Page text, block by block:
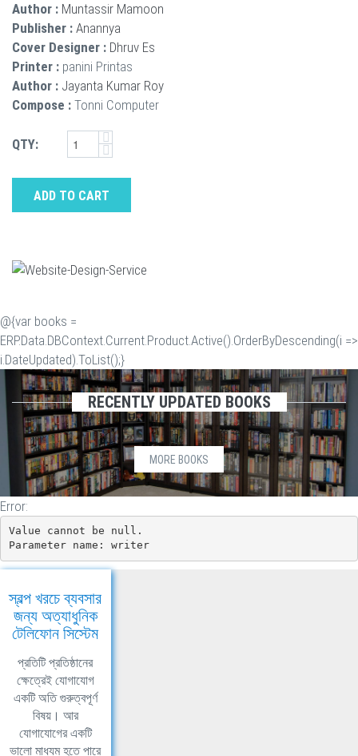
Author : Muntassir Mamoon
Publisher : Anannya
Cover Designer : Dhruv Es
Printer : panini Printas
Author : Jayanta Kumar Roy
Compose : Tonni Computer
QTY:
ADD TO CART
@{var books =
ERP.Data.DBContext.Current.Product.Active().OrderByDescending(i =>
i.DateUpdated).ToList();}
RECENTLY UPDATED BOOKS
MORE BOOKS
Error:
Value cannot be null.
Parameter name: writer
স্বল্প খরচে ব্যবসার
জন্য অত্যাধুনিক
টেলিফোন সিস্টেম
প্রতিটি প্রতিষ্ঠানের
ক্ষেত্রেই যোগাযোগ
একটি অতি গুরুত্বপূর্ণ
বিষয়। আর
যোগাযোগের একটি
ভালো মাধ্যম হতে পারে